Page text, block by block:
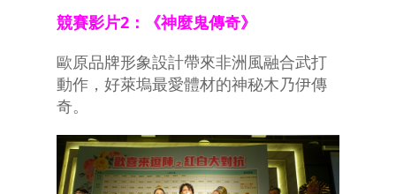
競賽影片2：《神麼鬼傳奇》
歐原品牌形象設計帶來非洲風融合武打
動作，好萊塢最愛體材的神秘木乃伊傳
奇。